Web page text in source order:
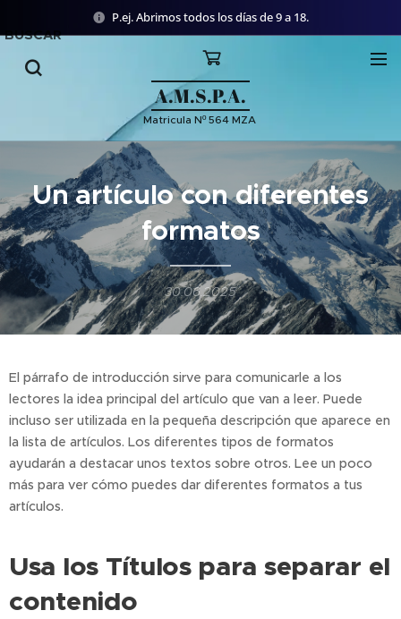
P.ej. Abrimos todos los días de 9 a 18.
A.M.S.P.A.
Matricula Nº 564 MZA
BUSCAR
Un artículo con diferentes
formatos
30.06.2025
El párrafo de introducción sirve para comunicarle a los
lectores la idea principal del artículo que van a leer. Puede
incluso ser utilizada en la pequeña descripción que aparece en
la lista de artículos. Los diferentes tipos de formatos
ayudarán a destacar unos textos sobre otros. Lee un poco
más para ver cómo puedes dar diferentes formatos a tus
artículos.
Usa los Títulos para separar el
contenido